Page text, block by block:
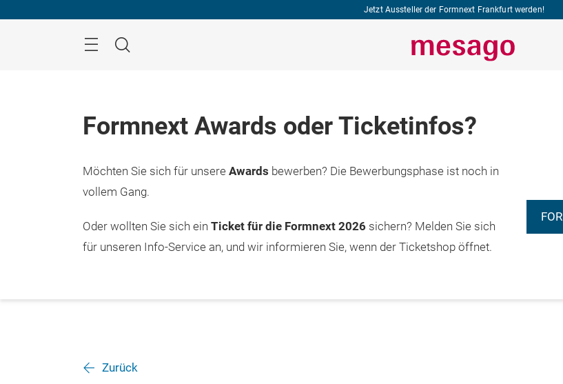
Jetzt Aussteller der Formnext Frankfurt werden!
Suche
Formnext Awards oder Ticketinfos?
Möchten Sie sich für unsere Awards bewerben? Die Bewerbungsphase ist noch in
vollem Gang.
Oder wollten Sie sich ein Ticket für die Formnext 2026 sichern? Melden Sie sich
für unseren Info-Service an, und wir informieren Sie, wenn der Ticketshop öffnet.
Zurück